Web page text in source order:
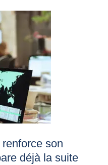
son
déjà la suite